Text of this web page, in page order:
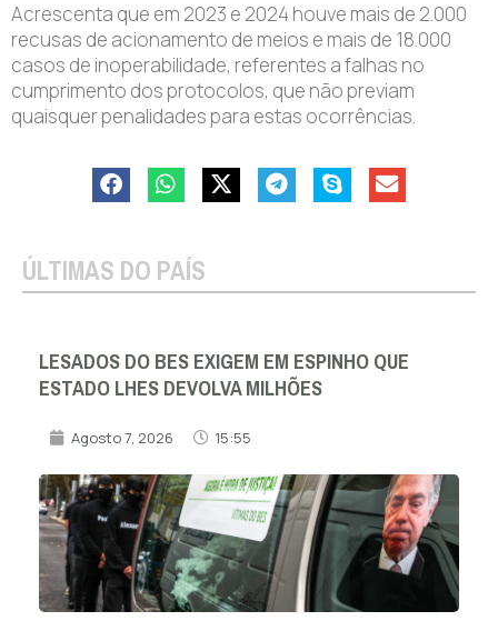
Acrescenta que em 2023 e 2024 houve mais de 2.000
recusas de acionamento de meios e mais de 18.000
casos de inoperabilidade, referentes a falhas no
cumprimento dos protocolos, que não previam
quaisquer penalidades para estas ocorrências.
ÚLTIMAS DO PAÍS
LESADOS DO BES EXIGEM EM ESPINHO QUE
ESTADO LHES DEVOLVA MILHÕES
Agosto 7, 2026 15:55